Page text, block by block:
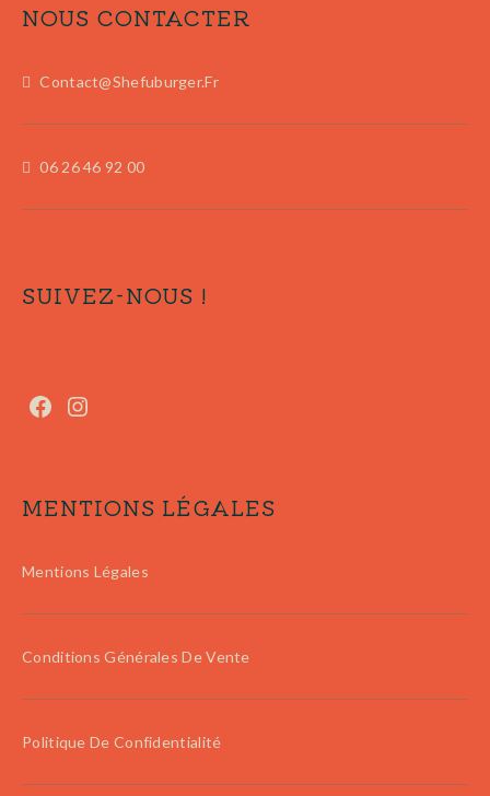
NOUS CONTACTER
Contact@shefuburger.fr
06 26 46 92 00
SUIVEZ-NOUS !
MENTIONS LÉGALES
Mentions Légales
Conditions Générales De Vente
Politique De Confidentialité